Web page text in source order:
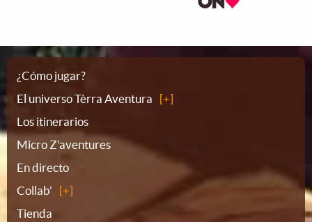
Plano
del
sitio
¿Cómo jugar?
El universo Tèrra Aventura
Los itinerarios
Micro Z'aventures
En directo
Collab'
Tienda